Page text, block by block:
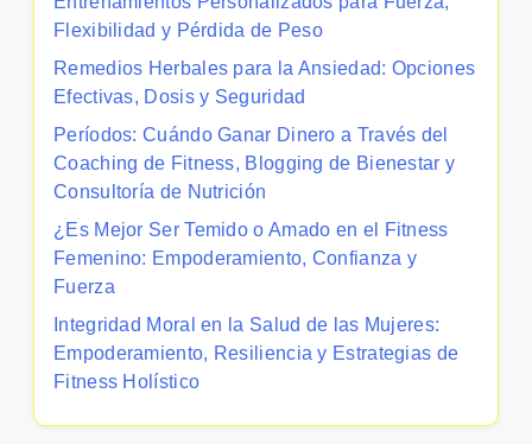
Flexibilidad y Pérdida de Peso
Remedios Herbales para la Ansiedad: Opciones
Efectivas, Dosis y Seguridad
Períodos: Cuándo Ganar Dinero a Través del
Coaching de Fitness, Blogging de Bienestar y
Consultoría de Nutrición
¿Es Mejor Ser Temido o Amado en el Fitness
Femenino: Empoderamiento, Confianza y
Fuerza
Integridad Moral en la Salud de las Mujeres:
Empoderamiento, Resiliencia y Estrategias de
Fitness Holístico